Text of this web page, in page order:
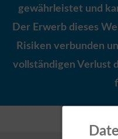
gewährleistet und
Der Erwerb dieses
Risiken verbunden
vollständigen Verlust